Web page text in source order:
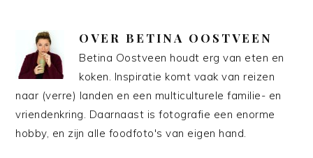
OVER BETINA OOSTVEEN
Betina Oostveen houdt erg van eten en
koken. Inspiratie komt vaak van reizen
naar (verre) landen en een multiculturele familie- en
vriendenkring. Daarnaast is fotografie een enorme
hobby, en zijn alle foodfoto's van eigen hand.